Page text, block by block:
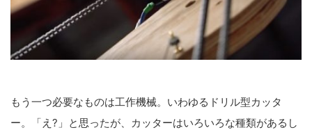
もう一つ必要なものは工作機械。いわゆるドリル型カッタ
ー。「え?」と思ったが、カッターはいろいろな種類があるし
サ
ト
を